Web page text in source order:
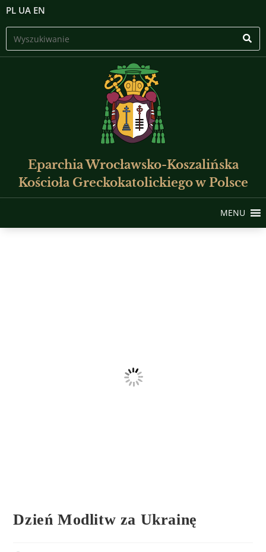
PL UA EN
Eparchia Wrocławsko-Koszalińska
Kościoła Greckokatolickiego w Polsce
MENU
Dzień Modlitw za Ukrainę